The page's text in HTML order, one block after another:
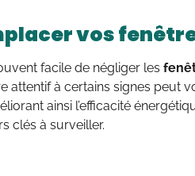
vos
facile de négliger les
attentif à certains signes peut
ainsi l’efficacité
clés à surveiller.